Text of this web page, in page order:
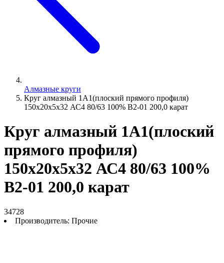
Алмазные круги
Круг алмазный 1А1(плоский прямого профиля)
150х20х5х32 АС4 80/63 100% В2-01 200,0 карат
Круг алмазный 1А1(плоский
прямого профиля)
150х20х5х32 АС4 80/63 100%
В2-01 200,0 карат
34728
Производитель: Прочие